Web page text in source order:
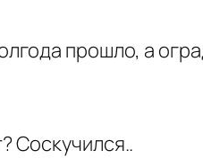
прошло, а
Соскучился..